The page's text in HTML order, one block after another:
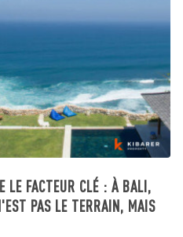
LE FACTEUR CLÉ : À BALI,
PAS LE TERRAIN, MAIS